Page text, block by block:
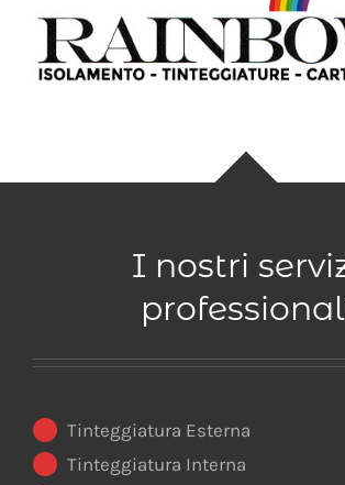
I nostri
Tinteggiatura Esterna
Tinteggiatura Interna